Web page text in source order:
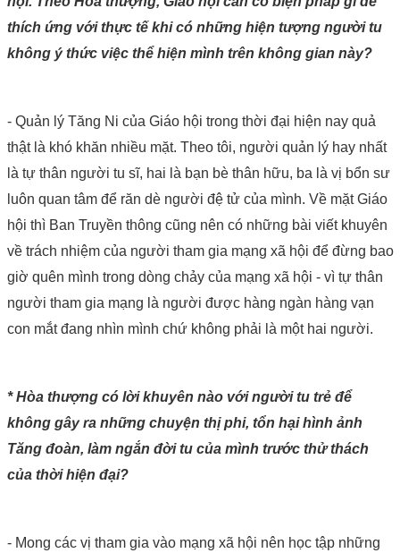
thích ứng với thực tế khi có những hiện tượng người tu
không ý thức việc thể hiện mình trên không gian này?
- Quản lý Tăng Ni của Giáo hội trong thời đại hiện nay quả
thật là khó khăn nhiều mặt. Theo tôi, người quản lý hay nhất
là tự thân người tu sĩ, hai là bạn bè thân hữu, ba là vị bổn sư
luôn quan tâm để răn dè người đệ tử của mình. Về mặt Giáo
hội thì Ban Truyền thông cũng nên có những bài viết khuyên
về trách nhiệm của người tham gia mạng xã hội để đừng bao
giờ quên mình trong dòng chảy của mạng xã hội - vì tự thân
người tham gia mạng là người được hàng ngàn hàng vạn
con mắt đang nhìn mình chứ không phải là một hai người.
* Hòa thượng có lời khuyên nào với người tu trẻ để
không gây ra những chuyện thị phi, tổn hại hình ảnh
Tăng đoàn, làm ngắn đời tu của mình trước thử thách
của thời hiện đại?
- Mong các vị tham gia vào mạng xã hội nên học tập những